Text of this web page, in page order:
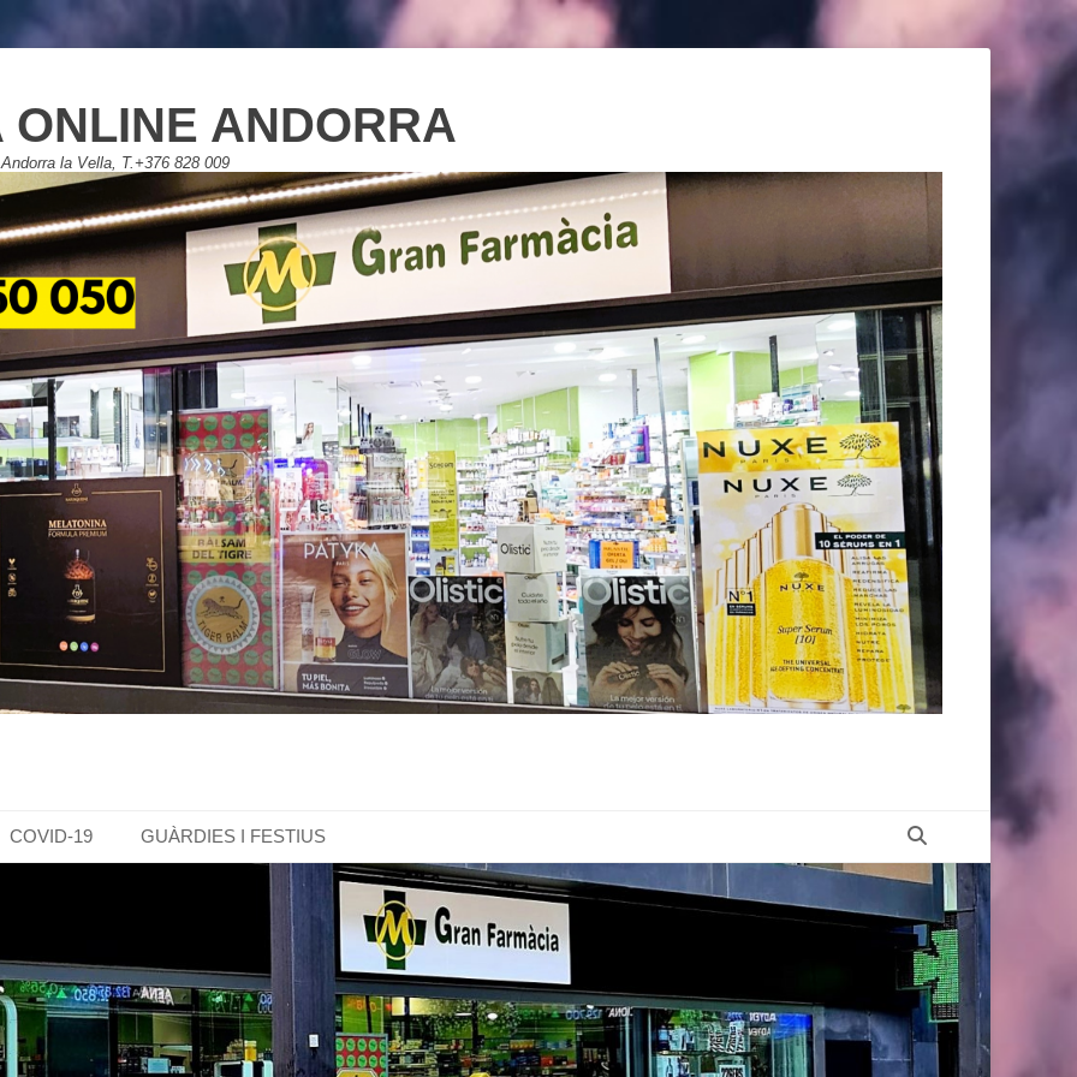
ANDORRA
la Vella, T.+376 828 009
COVID-19 GUÀRDIES I FESTIUS